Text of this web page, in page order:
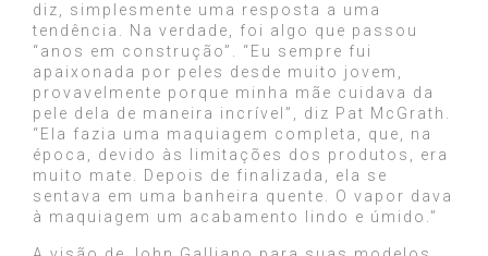
diz, simplesmente uma resposta a uma
tendência. Na verdade, foi algo que passou
“anos em construção”. “Eu sempre fui
apaixonada por peles desde muito jovem,
provavelmente porque minha mãe cuidava da
pele dela de maneira incrível”, diz Pat McGrath.
“Ela fazia uma maquiagem completa, que, na
época, devido às limitações dos produtos, era
muito mate. Depois de finalizada, ela se
sentava em uma banheira quente. O vapor dava
à maquiagem um acabamento lindo e úmido.”